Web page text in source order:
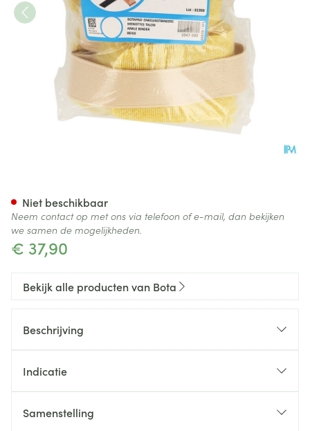
€ 37,90
Niet beschikbaar
Neem contact op met ons via telefoon of e-mail, dan bekijken
we samen de mogelijkheden.
Bekijk alle producten van Bota
Beschrijving
Indicatie
Samenstelling